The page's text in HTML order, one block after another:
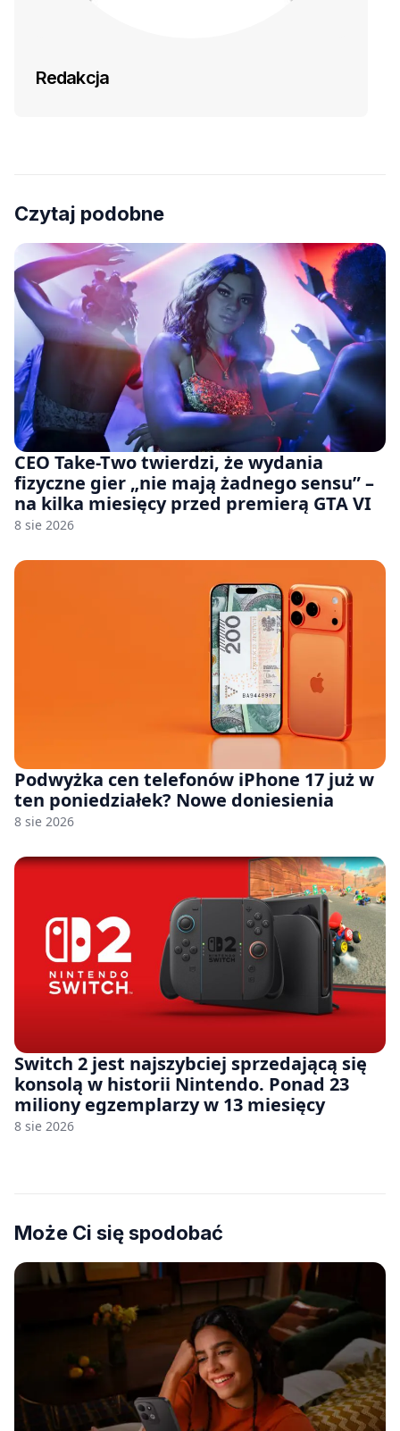
Redakcja
Czytaj podobne
CEO Take-Two twierdzi, że wydania
fizyczne gier „nie mają żadnego sensu” –
na kilka miesięcy przed premierą GTA VI
8 sie 2026
Podwyżka cen telefonów iPhone 17 już w
ten poniedziałek? Nowe doniesienia
8 sie 2026
Switch 2 jest najszybciej sprzedającą się
konsolą w historii Nintendo. Ponad 23
miliony egzemplarzy w 13 miesięcy
8 sie 2026
Może Ci się spodobać